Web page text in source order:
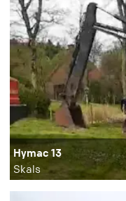
Hymac 13
Skals